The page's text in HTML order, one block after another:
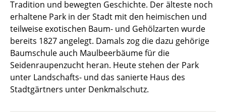
Tradition und bewegten Geschichte. Der älteste noch
erhaltene Park in der Stadt mit den heimischen und
teilweise exotischen Baum- und Gehölzarten wurde
bereits 1827 angelegt. Damals zog die dazu gehörige
Baumschule auch Maulbeerbäume für die
Seidenraupenzucht heran. Heute stehen der Park
unter Landschafts- und das sanierte Haus des
Stadtgärtners unter Denkmalschutz.